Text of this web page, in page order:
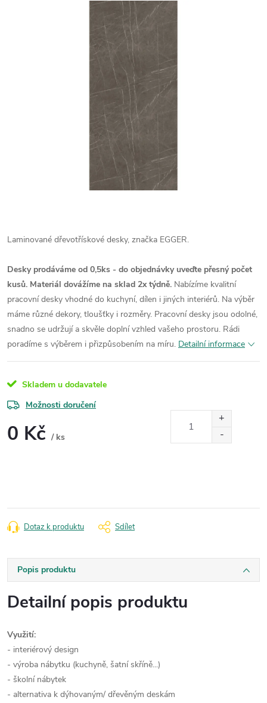
Laminované dřevotřískové desky, značka EGGER.
Desky prodáváme od 0,5ks - do objednávky uveďte přesný počet
kusů. Materiál dovážíme na sklad 2x týdně. Nabízíme kvalitní
pracovní desky vhodné do kuchyní, dílen i jiných interiérů. Na výběr
máme různé dekory, tloušťky i rozměry. Pracovní desky jsou odolné,
snadno se udržují a skvěle doplní vzhled vašeho prostoru. Rádi
poradíme s výběrem i přizpůsobením na míru. Detailní informace
Skladem u dodavatele
Možnosti doručení
0 Kč / ks
Dotaz k produktu Sdílet
Popis produktu
Detailní popis produktu
Využití:
- interiérový design
- výroba nábytku (kuchyně, šatní skříně...)
- školní nábytek
- alternativa k dýhovaným/ dřevěným deskám